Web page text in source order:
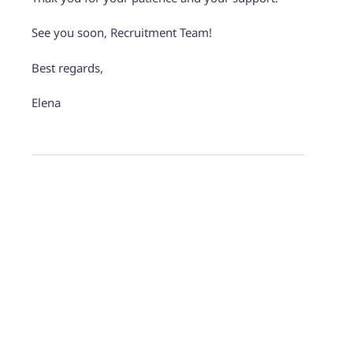
See you soon, Recruitment Team!
Best regards,
Elena